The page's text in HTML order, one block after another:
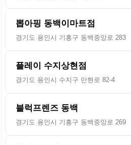
뽑아핑 동백이마트점
경기도 용인시 기흥구 동백중앙로 283
플레이 수지상현점
경기도 용인시 수지구 만현로 82-4
블럭프렌즈 동백
경기도 용인시 기흥구 동백중앙로 269